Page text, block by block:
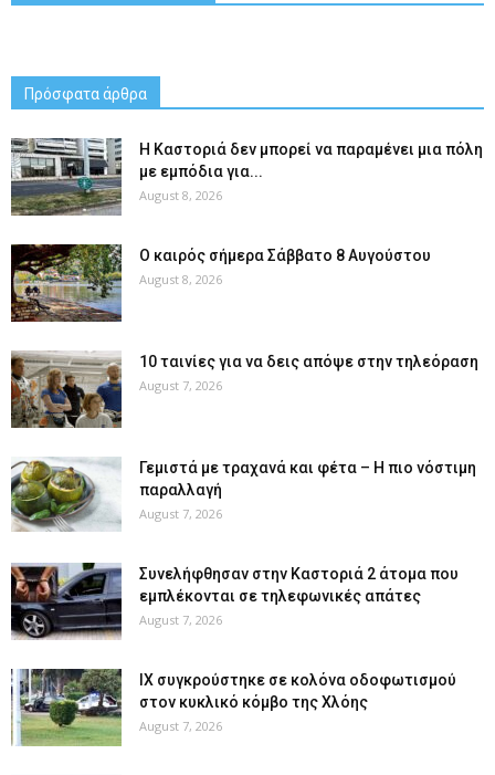
Πρόσφατα άρθρα
Η Καστοριά δεν μπορεί να παραμένει μια πόλη
με εμπόδια για...
August 8, 2026
Ο καιρός σήμερα Σάββατο 8 Αυγούστου
August 8, 2026
10 ταινίες για να δεις απόψε στην τηλεόραση
August 7, 2026
Γεμιστά με τραχανά και φέτα – Η πιο νόστιμη
παραλλαγή
August 7, 2026
Συνελήφθησαν στην Καστοριά 2 άτομα που
εμπλέκονται σε τηλεφωνικές απάτες
August 7, 2026
ΙΧ συγκρούστηκε σε κολόνα οδοφωτισμού
στον κυκλικό κόμβο της Χλόης
August 7, 2026